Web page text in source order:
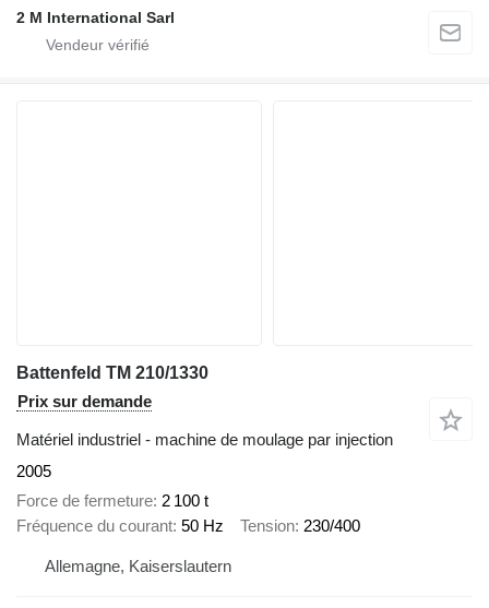
2 M International Sarl
Battenfeld TM 210/1330
Prix sur demande
Matériel industriel - machine de moulage par injection
2005
Force de fermeture 2 100 t
Fréquence du courant 50 Hz Tension 230/400
Allemagne, Kaiserslautern